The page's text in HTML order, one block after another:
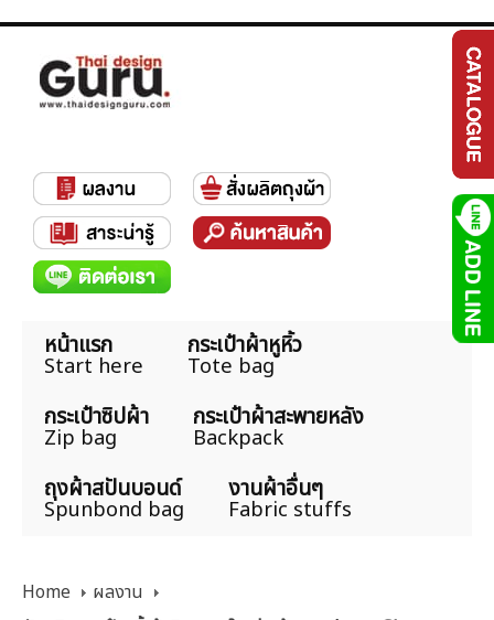
หน้าแรก
Start here
กระเป๋าผ้าหูหิ้ว
Tote bag
กระเป๋าซิปผ้า
Zip bag
กระเป๋าผ้าสะพายหลัง
Backpack
ถุงผ้าสปันบอนด์
Spunbond bag
งานผ้าอื่นๆ
Fabric stuffs
Home
ผลงาน